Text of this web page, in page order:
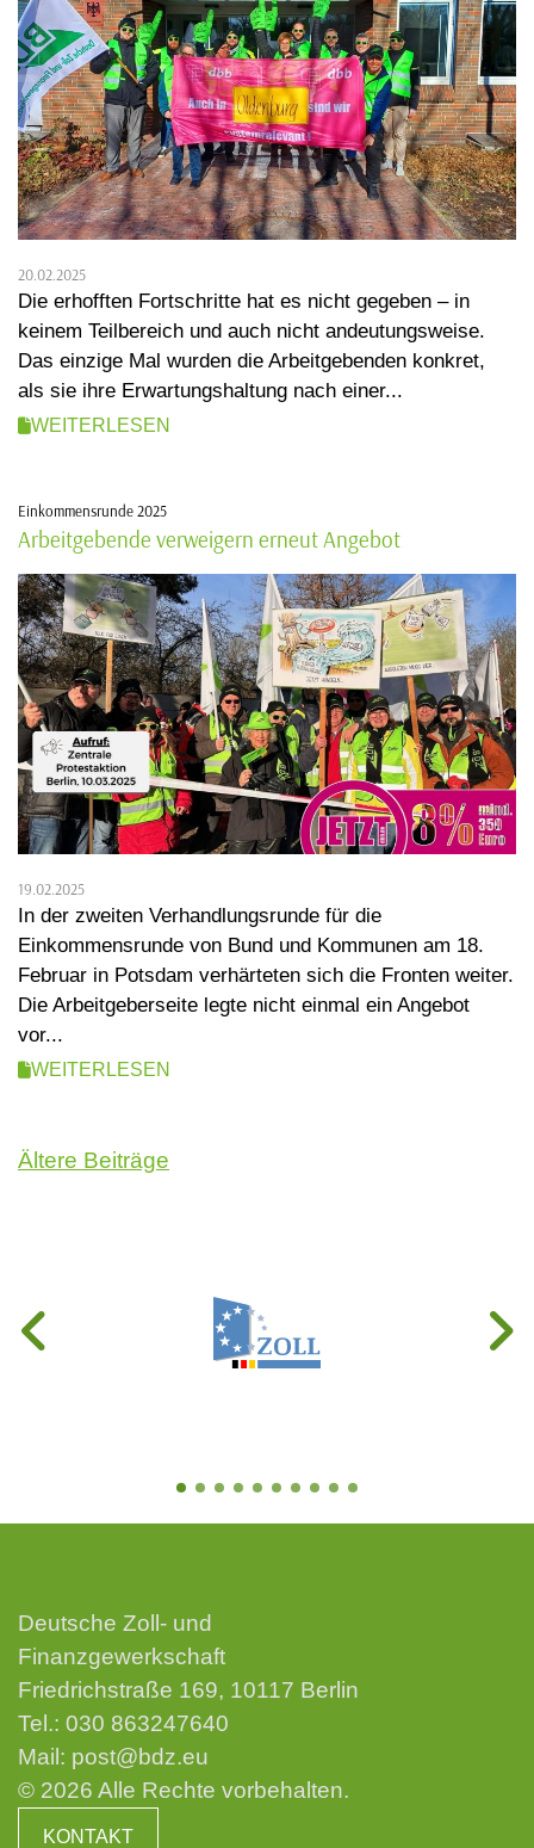
20.02.2025
Die erhofften Fortschritte hat es nicht gegeben – in
keinem Teilbereich und auch nicht andeutungsweise.
Das einzige Mal wurden die Arbeitgebenden konkret,
als sie ihre Erwartungshaltung nach einer...
WEITERLESEN
Einkommensrunde 2025
Arbeitgebende verweigern erneut Angebot
19.02.2025
In der zweiten Verhandlungsrunde für die
Einkommensrunde von Bund und Kommunen am 18.
Februar in Potsdam verhärteten sich die Fronten weiter.
Die Arbeitgeberseite legte nicht einmal ein Angebot
vor...
WEITERLESEN
Beitragsnavigation
Ältere Beiträge
Deutsche Zoll- und
Finanzgewerkschaft
Friedrichstraße 169, 10117 Berlin
Tel.: 030 863247640
Mail: post@bdz.eu
© 2026 Alle Rechte vorbehalten.
KONTAKT